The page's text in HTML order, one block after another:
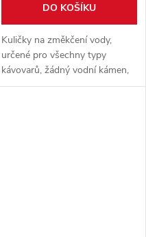
DO KOŠÍKU
Kuličky na změkčení vody,
určené pro všechny typy
kávovarů, žádný vodní kámen,
bez chemie, jedno balení vydrží